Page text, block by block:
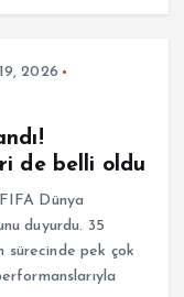
2026
de belli oldu
Dünya
duyurdu. 35
sürecinde pek çok